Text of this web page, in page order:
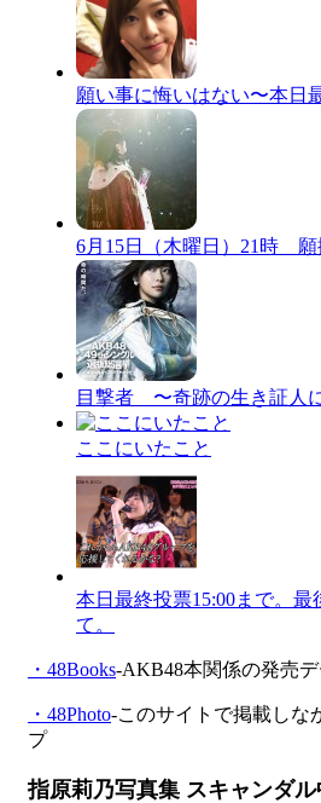
願い事に悔いはない〜本日
6月15日（木曜日）21時 願
目撃者 〜奇跡の生き証人
ここにいたこと
本日最終投票15:00まで。最
て。
・48Books-AKB48本関係の発売デ
・48Photo-このサイトで掲載しな
プ
指原莉乃写真集 スキャンダル